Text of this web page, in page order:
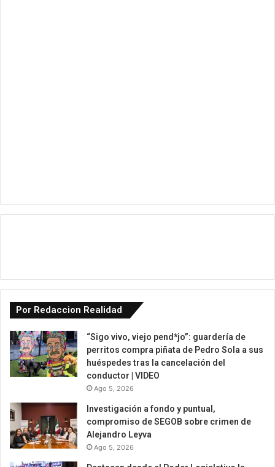
Por Redaccion Realidad
“Sigo vivo, viejo pend*jo”: guardería de
perritos compra piñata de Pedro Sola a sus
huéspedes tras la cancelación del
conductor | VIDEO
Ago 5, 2026
Investigación a fondo y puntual,
compromiso de SEGOB sobre crimen de
Alejandro Leyva
Ago 5, 2026